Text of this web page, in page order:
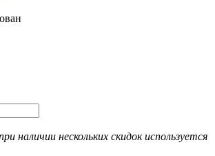
наличии нескольких скидок используется